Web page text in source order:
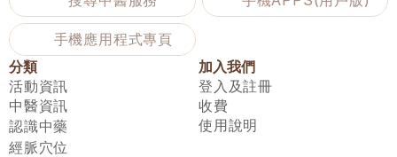
手機應用程式專頁
分類
活動資訊
中醫資訊
認識中藥
經脈穴位
加入我們
登入及註冊
收費
使用說明